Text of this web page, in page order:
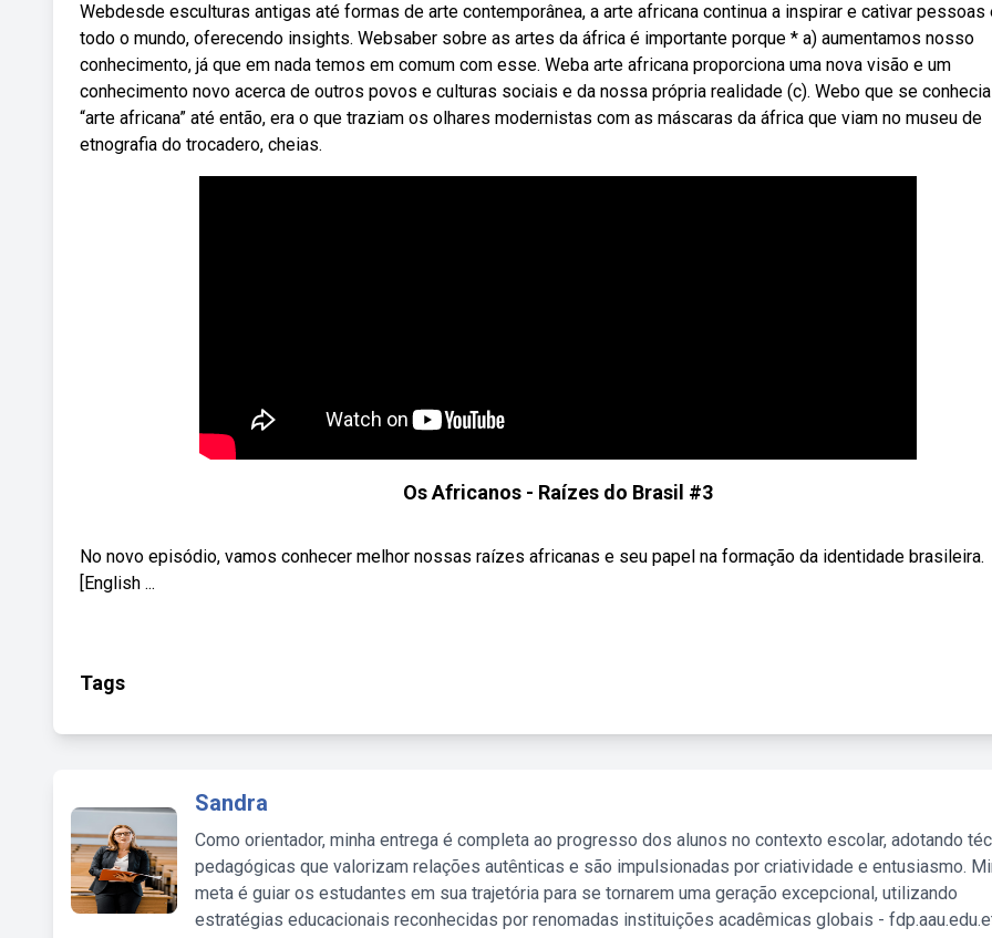
Webdesde esculturas antigas até formas de arte contemporânea, a arte africana continua a inspirar e cativar pessoas
todo o mundo, oferecendo insights. Websaber sobre as artes da áfrica é importante porque * a) aumentamos nosso
conhecimento, já que em nada temos em comum com esse. Weba arte africana proporciona uma nova visão e um
conhecimento novo acerca de outros povos e culturas sociais e da nossa própria realidade (c). Webo que se
“arte africana” até então, era o que traziam os olhares modernistas com as máscaras da áfrica que viam no museu de
etnografia do trocadero, cheias.
Os Africanos - Raízes do Brasil #3
No novo episódio, vamos conhecer melhor nossas raízes africanas e seu papel na formação da identidade brasileira.
[English ...
Tags
Sandra
Como orientador, minha entrega é completa ao progresso dos alunos no contexto escolar, adotando
pedagógicas que valorizam relações autênticas e são impulsionadas por criatividade e entusiasmo.
meta é guiar os estudantes em sua trajetória para se tornarem uma geração excepcional, utilizando
estratégias educacionais reconhecidas por renomadas instituições acadêmicas globais -